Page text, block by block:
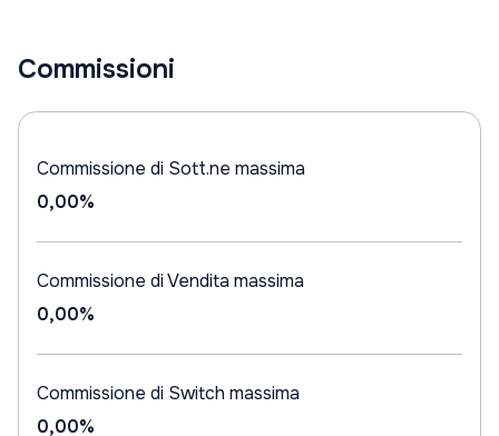
Commissioni
Commissione di Sott.ne massima
0,00%
Commissione di Vendita massima
0,00%
Commissione di Switch massima
0,00%